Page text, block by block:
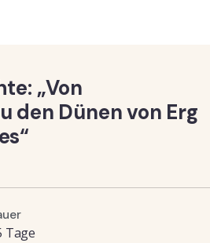
„Von
den Dünen von Erg
Tage